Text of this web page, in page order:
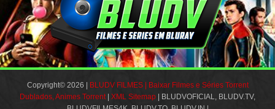
Copyright© 2026 |
BLUDV FILMES | Baixar Filmes e Séries Torrent
Dublados, Animes Torrent| XML Sitemap | BLUDVOFICIAL, BLUDV.TV,